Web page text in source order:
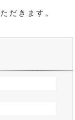
だきます。